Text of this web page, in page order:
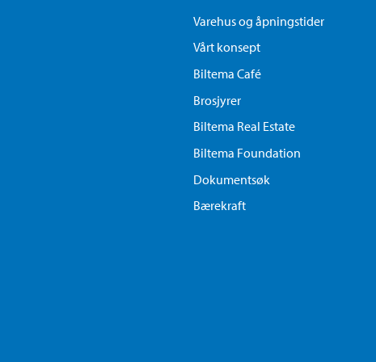
Varehus og åpningstider
Vårt konsept
Biltema Café
Brosjyrer
Biltema Real Estate
Biltema Foundation
Dokumentsøk
Bærekraft